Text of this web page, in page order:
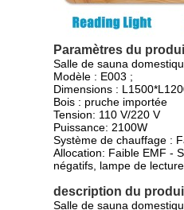
Paramètres du
Salle de sauna
Modèle : E003 ;
Dimensions :
Bois : pruche
Tension: 110 V/220 V
Puissance: 2100W
Système de chauffage :
Allocation: Faible EMF -
négatifs, lampe de
description du
Salle de sauna